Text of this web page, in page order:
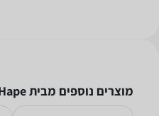
מוצרים נוספים מבית Hape